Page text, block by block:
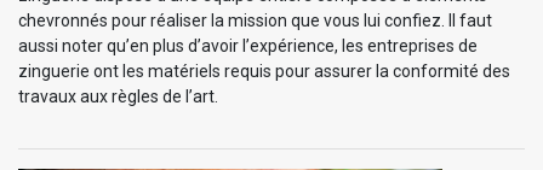
chevronnés pour réaliser la mission que vous lui confiez. Il faut
aussi noter qu’en plus d’avoir l’expérience, les entreprises de
zinguerie ont les matériels requis pour assurer la conformité des
travaux aux règles de l’art.